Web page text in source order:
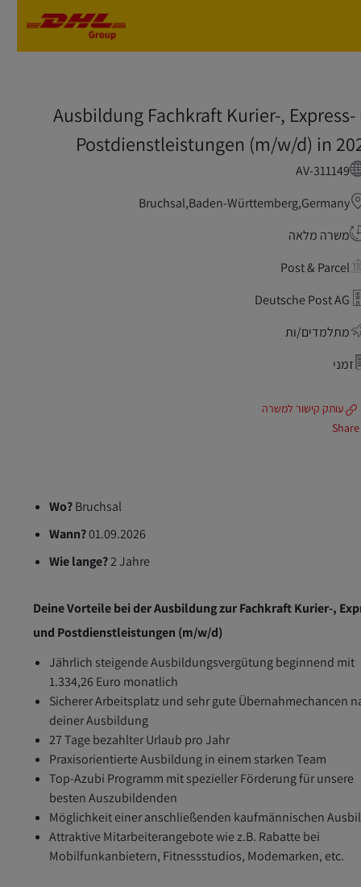
Ausbildung Fachkraft Kurier-, Express-
Postdienstleistungen (m/w/d) in
AV-311149
Bruchsal,Baden-Württemberg,Germany
משרה מלאה
Post & Parcel
Deutsche Post AG
מתלמדים/ות
זמני
עותק קישור למשרה
Share
Wo?Bruchsal
Wann?01.09.2026
Wie lange?2 Jahre
Deine Vorteile bei der Ausbildung zur Fachkraft Kurier-,
und Postdienstleistungen (m/w/d)
Jährlich steigende Ausbildungsvergütung beginnend mit
1.334,26 Euro monatlich
Sicherer Arbeitsplatz und sehr gute Übernahmechancen
deiner Ausbildung
27 Tage bezahlter Urlaub pro Jahr
Praxisorientierte Ausbildung in einem starken Team
Top-Azubi Programm mit spezieller Förderung für unsere
besten Auszubildenden
Möglichkeit einer anschließenden kaufmännischen
Attraktive Mitarbeiterangebote wie z.B. Rabatte bei
Mobilfunkanbietern, Fitnessstudios, Modemarken, etc.